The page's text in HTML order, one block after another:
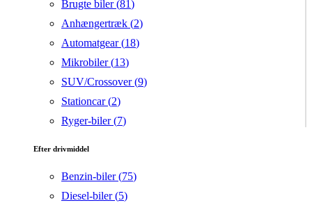
Brugte biler (81)
Anhængertræk (2)
Automatgear (18)
Mikrobiler (13)
SUV/Crossover (9)
Stationcar (2)
Ryger-biler (7)
Efter drivmiddel
Benzin-biler (75)
Diesel-biler (5)